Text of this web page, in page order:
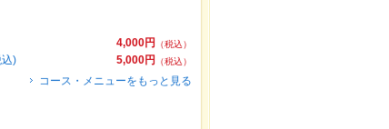
4,000円
（税込）
5,000円
（税込）
)
コース・メニューをもっと見る